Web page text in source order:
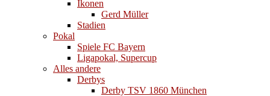
Ikonen
Gerd Müller
Stadien
Pokal
Spiele FC Bayern
Ligapokal, Supercup
Alles andere
Derbys
Derby TSV 1860 München